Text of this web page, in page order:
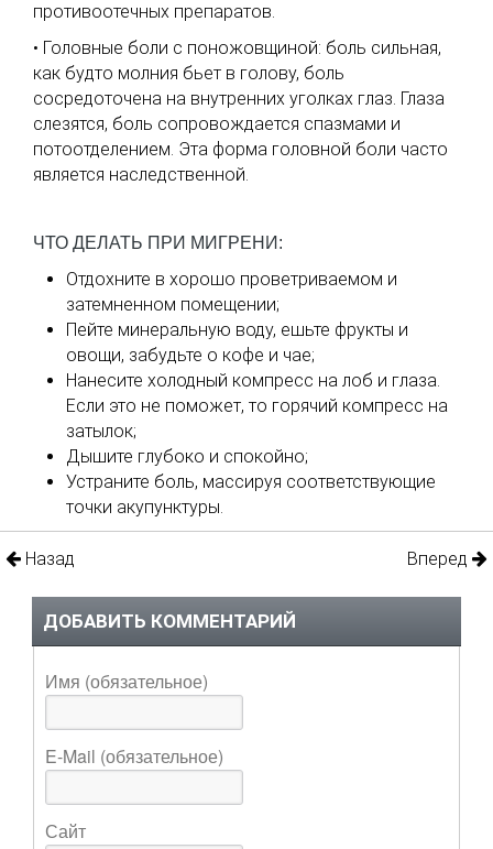
противоотечных препаратов.
• Головные боли с поножовщиной: боль сильная,
как будто молния бьет в голову, боль
сосредоточена на внутренних уголках глаз. Глаза
слезятся, боль сопровождается спазмами и
потоотделением. Эта форма головной боли часто
является наследственной.
ЧТО ДЕЛАТЬ ПРИ МИГРЕНИ:
Отдохните в хорошо проветриваемом и
затемненном помещении;
Пейте минеральную воду, ешьте фрукты и
овощи, забудьте о кофе и чае;
Нанесите холодный компресс на лоб и глаза.
Если это не поможет, то горячий компресс на
затылок;
Дышите глубоко и спокойно;
Устраните боль, массируя соответствующие
точки акупунктуры.
Назад Вперед
ДОБАВИТЬ КОММЕНТАРИЙ
Имя (обязательное)
E-Mail (обязательное)
Сайт